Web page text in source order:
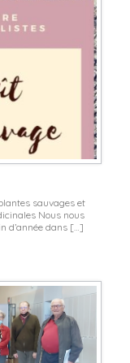
sauvages et
Nous nous
d’année dans […]